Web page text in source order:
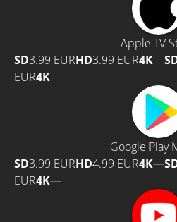
Apple TV
SD3.99 EURHD3.99 EUR4K—
EUR4K—
Google Play
SD3.99 EURHD4.99 EUR4K—
EUR4K—